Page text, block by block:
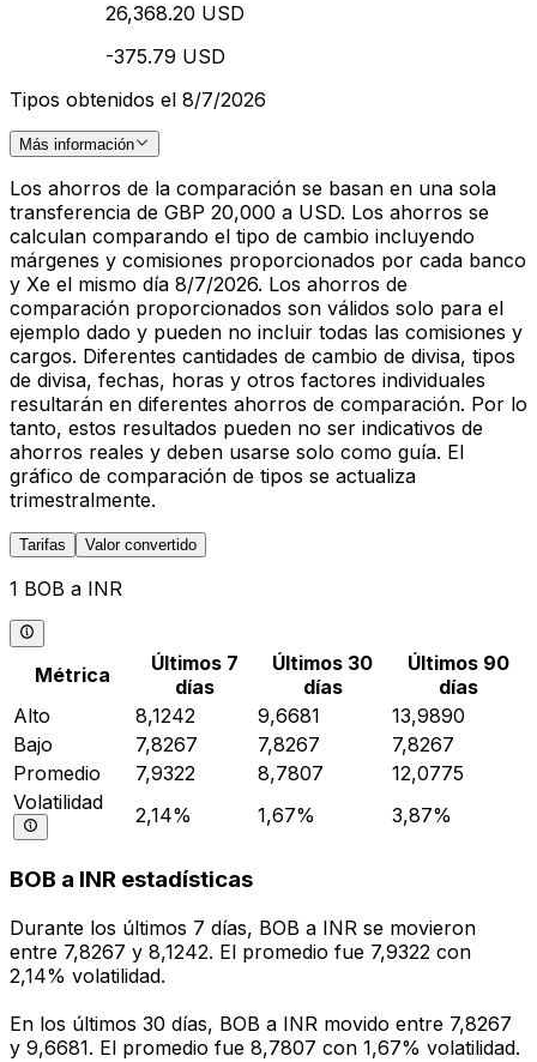
26,368.20 USD
-375.79 USD
Tipos obtenidos el 8/7/2026
Más información
Los ahorros de la comparación se basan en una sola
transferencia de GBP 20,000 a USD. Los ahorros se
calculan comparando el tipo de cambio incluyendo
márgenes y comisiones proporcionados por cada banco
y Xe el mismo día 8/7/2026. Los ahorros de
comparación proporcionados son válidos solo para el
ejemplo dado y pueden no incluir todas las comisiones y
cargos. Diferentes cantidades de cambio de divisa, tipos
de divisa, fechas, horas y otros factores individuales
resultarán en diferentes ahorros de comparación. Por lo
tanto, estos resultados pueden no ser indicativos de
ahorros reales y deben usarse solo como guía. El
gráfico de comparación de tipos se actualiza
trimestralmente.
Tarifas Valor convertido
1 BOB a INR
Métrica
Últimos 7
días
Últimos 30
días
Últimos 90
días
Alto
8,1242 9,6681
13,9890
Bajo
7,8267 7,8267
7,8267
Promedio
7,9322 8,7807
12,0775
Volatilidad
2,14% 1,67% 3,87%
BOB a INR estadísticas
Durante los últimos 7 días, BOB a INR se movieron
entre 7,8267 y 8,1242. El promedio fue 7,9322 con
2,14% volatilidad.
En los últimos 30 días, BOB a INR movido entre 7,8267
y 9,6681. El promedio fue 8,7807 con 1,67% volatilidad.